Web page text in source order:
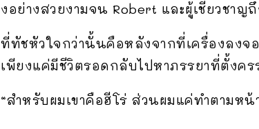
งอย่างสวยงามจน Robert และผู้เชี่ยวชาญ
ที่ทัชหัวใจกว่านั้นคือหลังจากที่เครื่องลง
เพียงแค่มีชีวิตรอดกลับไปหาภรรยาที่ตั้งคร
“สำหรับผมเขาคือฮีโร่ ส่วนผมแค่ทำตามห